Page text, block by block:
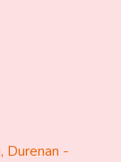
Durenan -